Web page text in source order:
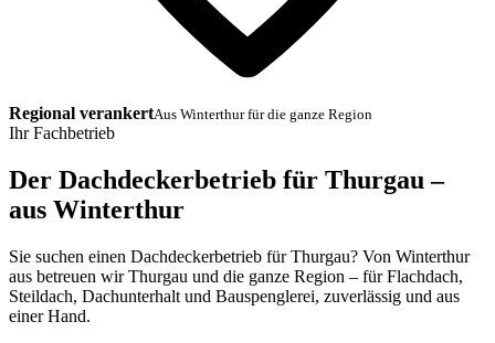
Regional verankertAus Winterthur für die ganze Region
Ihr Fachbetrieb
Der Dachdeckerbetrieb für Thurgau –
aus Winterthur
Sie suchen einen Dachdeckerbetrieb für Thurgau? Von Winterthur
aus betreuen wir Thurgau und die ganze Region – für Flachdach,
Steildach, Dachunterhalt und Bauspenglerei, zuverlässig und aus
einer Hand.